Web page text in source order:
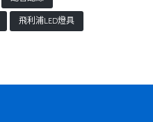
飛利浦LED燈具